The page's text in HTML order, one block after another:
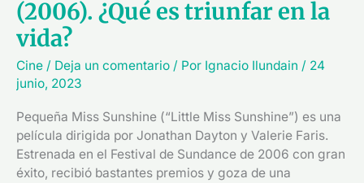
(2006). ¿Qué es triunfar en la
vida?
Cine / Deja un comentario / Por Ignacio Ilundain / 24
junio, 2023
Pequeña Miss Sunshine (“Little Miss Sunshine”) es una
película dirigida por Jonathan Dayton y Valerie Faris.
Estrenada en el Festival de Sundance de 2006 con gran
éxito, recibió bastantes premios y goza de una